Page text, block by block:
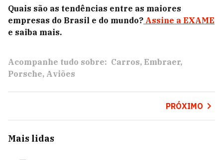
Quais são as tendências entre as maiores
empresas do Brasil e do mundo? Assine a EXAME
e saiba mais.
Acompanhe tudo sobre: Carros Embraer
Porsche Aviões
PRÓXIMO
Mais lidas